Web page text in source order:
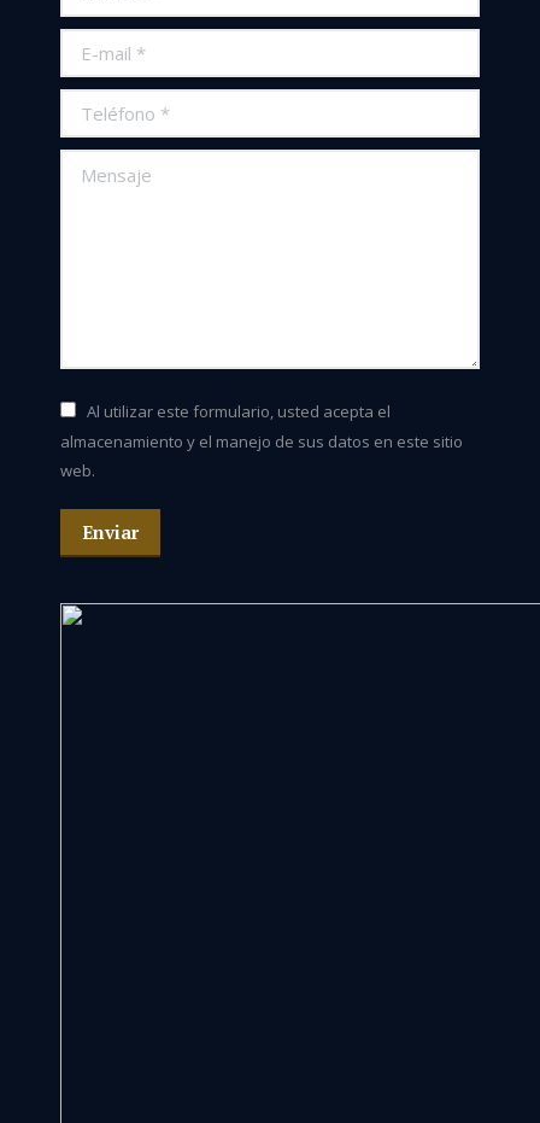
E-mail *
Teléfono *
Mensaje
Al utilizar este formulario, usted acepta el
almacenamiento y el manejo de sus datos en este sitio
web.
Enviar